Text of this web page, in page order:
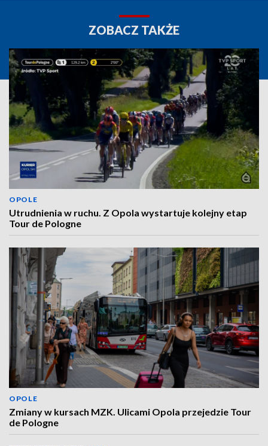
ZOBACZ TAKŻE
OPOLE
Utrudnienia w ruchu. Z Opola wystartuje kolejny etap
Tour de Pologne
OPOLE
Zmiany w kursach MZK. Ulicami Opola przejedzie Tour
de Pologne